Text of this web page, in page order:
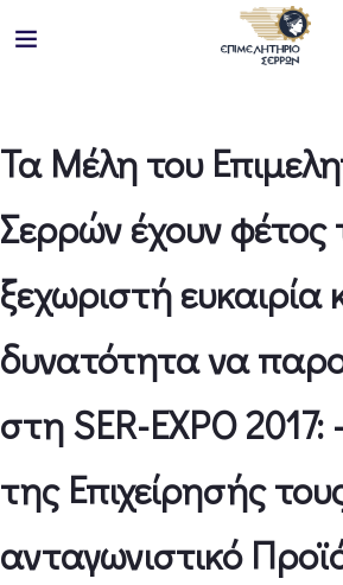
Τα Μέλη του
Σερρών έχουν φέτος
ξεχωριστή ευκαιρία
δυνατότητα να
στη SER-EXPO
της Επιχείρησής
ανταγωνιστικό